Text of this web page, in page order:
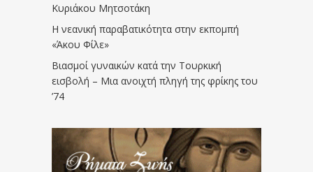
Κυριάκου Μητσοτάκη
Η νεανική παραβατικότητα στην εκπομπή
«Άκου Φίλε»
Βιασμοί γυναικών κατά την Τουρκική
εισβολή – Μια ανοιχτή πληγή της φρίκης του
’74